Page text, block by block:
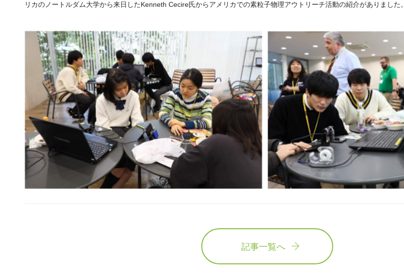
リカのノートルダム大学から来日したKenneth Cecire氏からアメリカでの素粒子物理アウトリーチ活動の紹介がありました。
記事一覧へ